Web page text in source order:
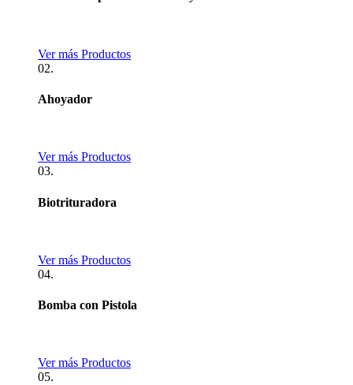
Ver más Productos
02.
Ahoyador
Ver más Productos
03.
Biotrituradora
Ver más Productos
04.
Bomba con Pistola
Ver más Productos
05.